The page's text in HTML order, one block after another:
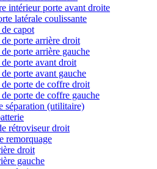
intérieur porte avant droite
latérale coulissante
capot
porte arrière droit
porte arrière gauche
porte avant droit
porte avant gauche
porte de coffre droit
porte de coffre gauche
séparation (utilitaire)
rétroviseur droit
remorquage
droit
gauche